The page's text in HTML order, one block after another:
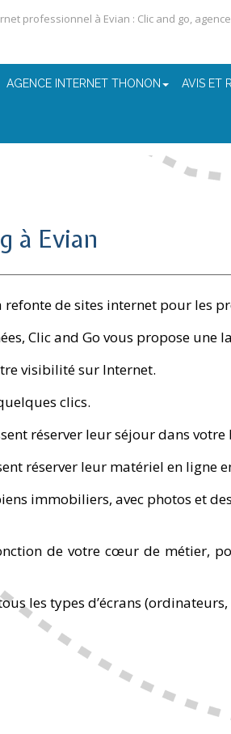
professionnel à Evian : Clic and go,
AGENCE INTERNET THONON AVIS ET
à Evian
de sites internet pour les
Clic and Go vous propose une
visibilité sur Internet.
clics.
réserver leur séjour dans
réserver leur matériel en ligne
immobiliers, avec photos et
de votre cœur de métier,
les types d’écrans